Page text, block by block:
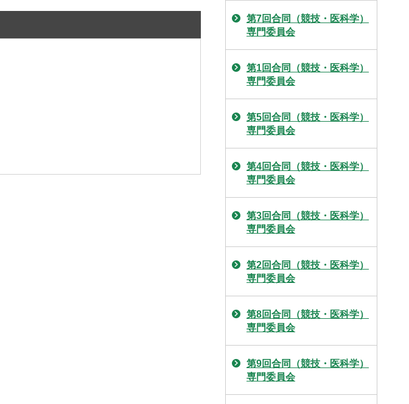
第7回合同（競技・医科学）
専門委員会
第1回合同（競技・医科学）
専門委員会
第5回合同（競技・医科学）
専門委員会
第4回合同（競技・医科学）
専門委員会
第3回合同（競技・医科学）
専門委員会
第2回合同（競技・医科学）
専門委員会
第8回合同（競技・医科学）
専門委員会
第9回合同（競技・医科学）
専門委員会